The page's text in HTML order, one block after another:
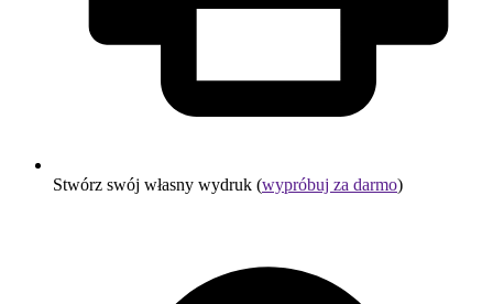
Stwórz swój własny wydruk (wypróbuj za darmo)